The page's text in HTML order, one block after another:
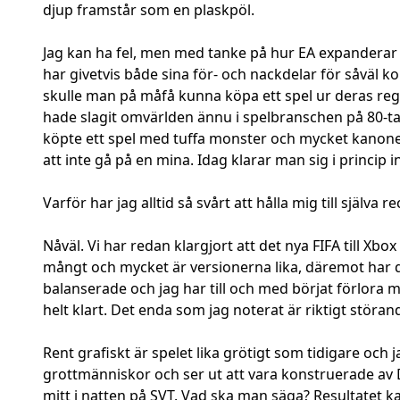
djup framstår som en plaskpöl.
Jag kan ha fel, men med tanke på hur EA
har givetvis både sina för- och nackdelar för såväl
skulle man på måfå kunna köpa ett spel ur deras
hade slagit omvärlden ännu i spelbranschen på 80-
köpte ett spel med tuffa monster och mycket
att inte gå på en mina. Idag klarar man sig i princip
Varför har jag alltid så svårt att hålla mig till själva
Nåväl. Vi har redan klargjort att det nya FIFA till
mångt och mycket är versionerna lika, däremot
balanserade och jag har till och med börjat förlora
helt klart. Det enda som jag noterat är riktigt
Rent grafiskt är spelet lika grötigt som tidigare och
grottmänniskor och ser ut att vara konstruerade
mitt i natten på SVT. Vad ska man säga? Resultatet